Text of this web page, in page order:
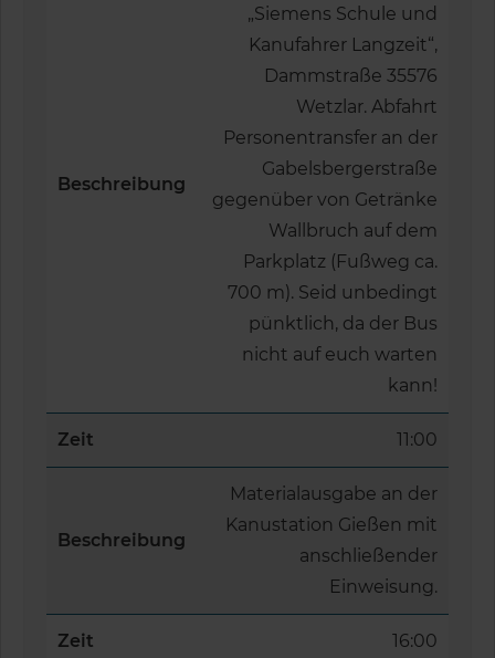
Beschreibung
„Siemens Schule und
Kanufahrer Langzeit“,
Dammstraße 35576
Wetzlar. Abfahrt
Personentransfer an der
Gabelsbergerstraße
gegenüber von Getränke
Wallbruch auf dem
Parkplatz (Fußweg ca.
700 m). Seid unbedingt
pünktlich, da der Bus
nicht auf euch warten
kann!
Zeit 11:00
Beschreibung
Materialausgabe an der
Kanustation Gießen mit
anschließender
Einweisung.
Zeit 16:00